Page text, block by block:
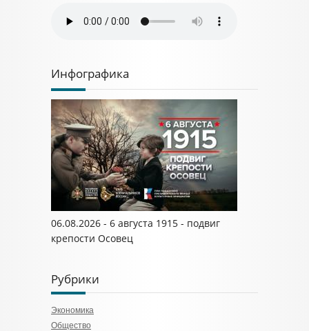
Инфографика
06.08.2026 - 6 августа 1915 - подвиг
крепости Осовец
Рубрики
Экономика
Общество